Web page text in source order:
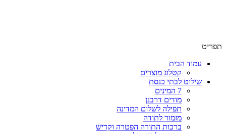
תפריט
עמוד הבית
קטלוג מוצרים
שילוט לבתי כנסת
7 המינים
מודים דרבנן
תפילה לשלום המדינה
מזמור לתודה
ברכות התורה הפטרה וקדיש